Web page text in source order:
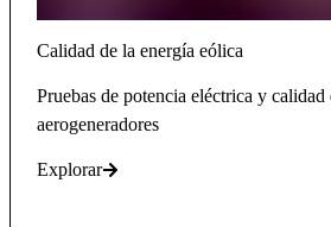
Calidad de la energía eólica
Pruebas de potencia eléctrica y calidad
aerogeneradores
Explorar